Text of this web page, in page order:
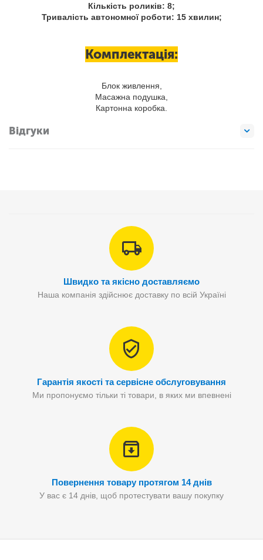
Кількість роликів: 8;
Тривалість автономної роботи: 15 хвилин;
Комплектація:
Блок живлення,
Масажна подушка,
Картонна коробка.
Відгуки
Швидко та якісно доставляємо
Наша компанія здійснює доставку по всій Україні
Гарантія якості та сервісне обслуговування
Ми пропонуємо тільки ті товари, в яких ми впевнені
Повернення товару протягом 14 днів
У вас є 14 днів, щоб протестувати вашу покупку